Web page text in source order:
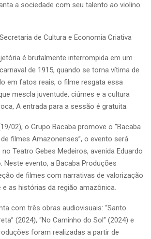
a sociedade com seu talento ao violino.
de Cultura e Economia Criativa
é brutalmente interrompida em um
de 1915, quando se torna vítima de
em fatos reais, o filme resgata essa
mescla juventude, ciúmes e a cultura
A entrada para a sessão é gratuita.
02), o Grupo Bacaba promove o “Bacaba
filmes Amazonenses”, o evento será
Teatro Gebes Medeiros, avenida Eduardo
Neste evento, a Bacaba Produções
de filmes com narrativas de valorização
as histórias da região amazônica.
com três obras audiovisuais: “Santo
(2024), “No Caminho do Sol” (2024) e
foram realizadas a partir de